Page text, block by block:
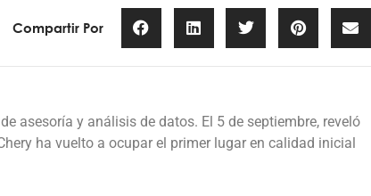
Compartir Por
asesoría y análisis de datos. El 5 de septiembre, reveló
ha vuelto a ocupar el primer lugar en calidad inicial